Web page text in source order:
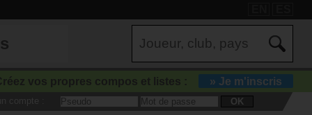
vos propres compos et listes : » Je m'inscris
compte : OK